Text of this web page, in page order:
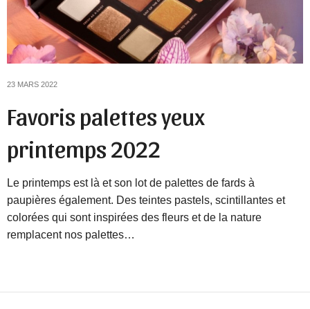
23 MARS 2022
Favoris palettes yeux
printemps 2022
Le printemps est là et son lot de palettes de fards à
paupières également. Des teintes pastels, scintillantes et
colorées qui sont inspirées des fleurs et de la nature
remplacent nos palettes…